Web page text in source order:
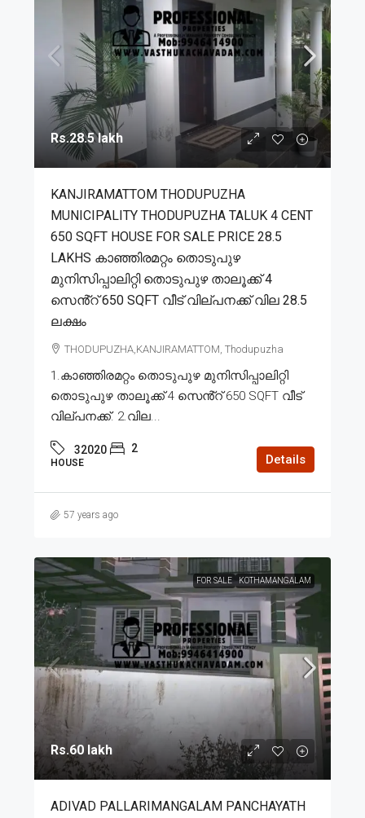
Rs.28.5 lakh
KANJIRAMATTOM THODUPUZHA
MUNICIPALITY THODUPUZHA TALUK 4 CENT
650 SQFT HOUSE FOR SALE PRICE 28.5
LAKHS കാഞ്ഞിരമറ്റം തൊടുപുഴ
മുനിസിപ്പാലിറ്റി തൊടുപുഴ താലൂക്ക് 4
സെൻ്റ് 650 SQFT വീട് വില്പനക്ക് വില 28.5
ലക്ഷം
THODUPUZHA,KANJIRAMATTOM, Thodupuzha
1.കാഞ്ഞിരമറ്റം തൊടുപുഴ മുനിസിപ്പാലിറ്റി
തൊടുപുഴ താലൂക്ക് 4 സെൻ്റ് 650 SQFT വീട്
വില്പനക്ക്. 2.വില...
32020 2
HOUSE Details
57 years ago
FOR SALE KOTHAMANGALAM
Rs.60 lakh
ADIVAD PALLARIMANGALAM PANCHAYATH